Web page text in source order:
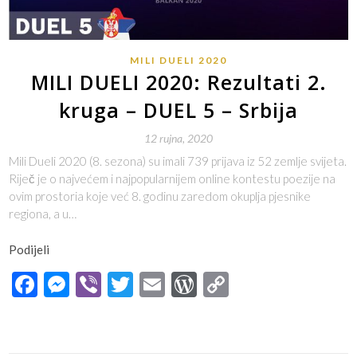
MILI DUELI 2020
MILI DUELI 2020: Rezultati 2.
kruga – DUEL 5 – Srbija
12 rujna, 2020
Mili Dueli 2020 (8. sezona) su imali 739 prijava iz 52 zemlje svijeta.
Riječ je o najvećem i najpopularnijem online kontestu poezije na
ovim prostoria koje već 8. godinu zaredom okuplja pjesnike
regiona, a u…
Podijeli
Facebook
Messenger
ViberTwitter
EmailWordPress